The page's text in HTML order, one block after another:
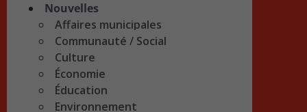
Nouvelles
Affaires municipales
Communauté / Social
Culture
Économie
Éducation
Environnement